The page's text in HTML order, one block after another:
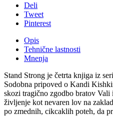
Deli
Tweet
Pinterest
Opis
Tehnične lastnosti
Mnenja
Stand Strong je četrta knjiga iz
Sodobna pripoved o Kandi
skozi tragično zgodbo bratov Vali
življenje kot nevaren lov na
po zmednih, cikcaklih poteh, da